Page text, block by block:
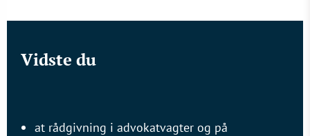
Vidste du
at rådgivning i advokatvagter og på